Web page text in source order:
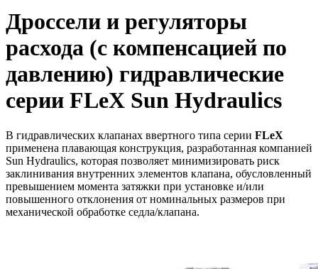
Дроссели и регуляторы
расхода (с компенсацией по
давлению) гидравлические
серии FLeX Sun Hydraulics
В гидравлических клапанах ввертного типа серии FLeX
применена плавающая конструкция, разработанная компанией
Sun Hydraulics, которая позволяет минимизировать риск
заклинивания внутренних элементов клапана, обусловленный
превышением момента затяжки при установке и/или
повышенного отклонения от номинальных размеров при
механической обработке седла/клапана.